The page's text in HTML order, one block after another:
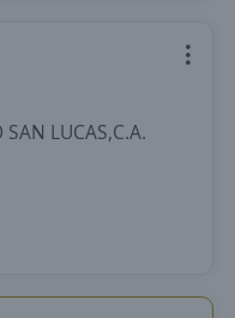
SAN LUCAS,C.A.